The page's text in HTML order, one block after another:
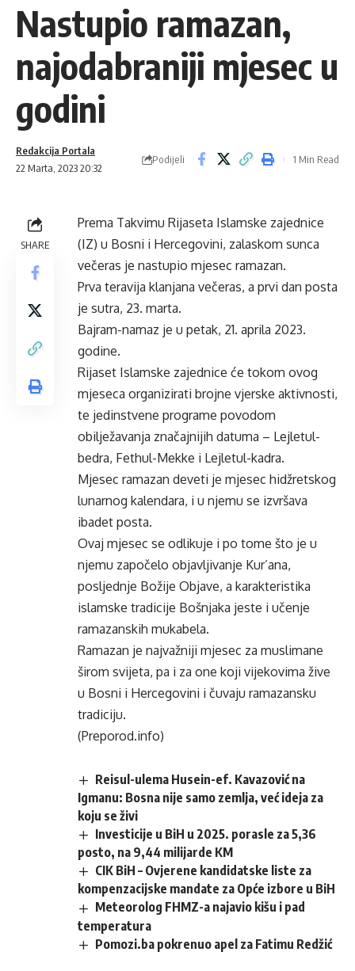
Nastupio ramazan,
najodabraniji mjesec u
godini
22 Marta, 2023 20:32
Redakcija Portala
Podijeli 1 Min Read
SHARE
Prema Takvimu Rijaseta Islamske zajednice
(IZ) u Bosni i Hercegovini, zalaskom sunca
večeras je nastupio mjesec ramazan.
Prva teravija klanjana večeras, a prvi dan posta
je sutra, 23. marta.
Bajram-namaz je u petak, 21. aprila 2023.
godine.
Rijaset Islamske zajednice će tokom ovog
mjeseca organizirati brojne vjerske aktivnosti,
te jedinstvene programe povodom
obilježavanja značajnijih datuma – Lejletul-
bedra, Fethul-Mekke i Lejletul-kadra.
Mjesec ramazan deveti je mjesec hidžretskog
lunarnog kalendara, i u njemu se izvršava
ibadet posta.
Ovaj mjesec se odlikuje i po tome što je u
njemu započelo objavljivanje Kur’ana,
posljednje Božije Objave, a karakteristika
islamske tradicije Bošnjaka jeste i učenje
ramazanskih mukabela.
Ramazan je najvažniji mjesec za muslimane
širom svijeta, pa i za one koji vijekovima žive
u Bosni i Hercegovini i čuvaju ramazansku
tradiciju.
(Preporod.info)
Reisul-ulema Husein-ef. Kavazović na
Igmanu: Bosna nije samo zemlja, već ideja za
koju se živi
Investicije u BiH u 2025. porasle za 5,36
posto, na 9,44 milijarde KM
CIK BiH – Ovjerene kandidatske liste za
kompenzacijske mandate za Opće izbore u BiH
Meteorolog FHMZ-a najavio kišu i pad
temperatura
Pomozi.ba pokrenuo apel za Fatimu Redžić